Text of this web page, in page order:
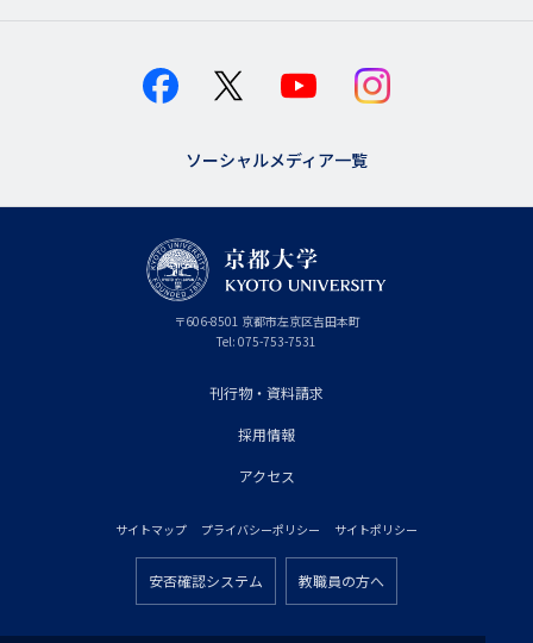
ソーシャルメディア一覧
〒606-8501 京
都
府
京都市左京区吉田本町
Tel: 075-753-7531
刊行物・資料請求
採用情報
アクセス
タ
サイトマップ プライバシーポリシー サイトポリシー
ッ
安否確認システム 教職員の方へ